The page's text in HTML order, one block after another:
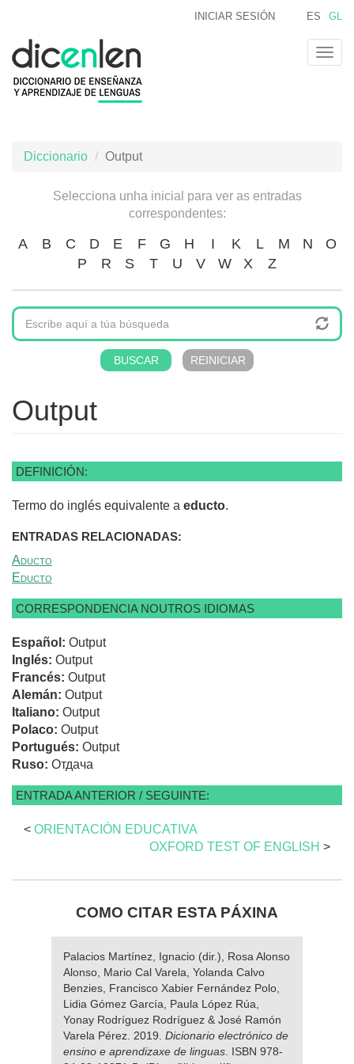
contido
principal
ES GL
INICIAR SESIÓN
Diccionario Output
Selecciona unha inicial para ver as entradas
correspondentes:
A B C D E F G H I K L M N
O
P
R S T U V W X Z
Output
DEFINICIÓN:
Termo do inglés equivalente a educto.
ENTRADAS RELACIONADAS:
Aducto
Educto
CORRESPONDENCIA NOUTROS IDIOMAS
Español: Output
Inglés: Output
Francés: Output
Alemán: Output
Italiano: Output
Polaco: Output
Portugués: Output
Ruso: Отдача
ENTRADA ANTERIOR / SEGUINTE:
< ORIENTACIÓN EDUCATIVA
OXFORD TEST OF ENGLISH >
COMO CITAR ESTA PÁXINA
Palacios Martínez, Ignacio (dir.), Rosa Alonso
Alonso, Mario Cal Varela, Yolanda Calvo
Benzies, Francisco Xabier Fernández Polo,
Lidia Gómez García, Paula López Rúa,
Yonay Rodríguez Rodríguez & José Ramón
Varela Pérez. 2019. Dicionario electrónico de
ensino e aprendizaxe de linguas . ISBN 978-